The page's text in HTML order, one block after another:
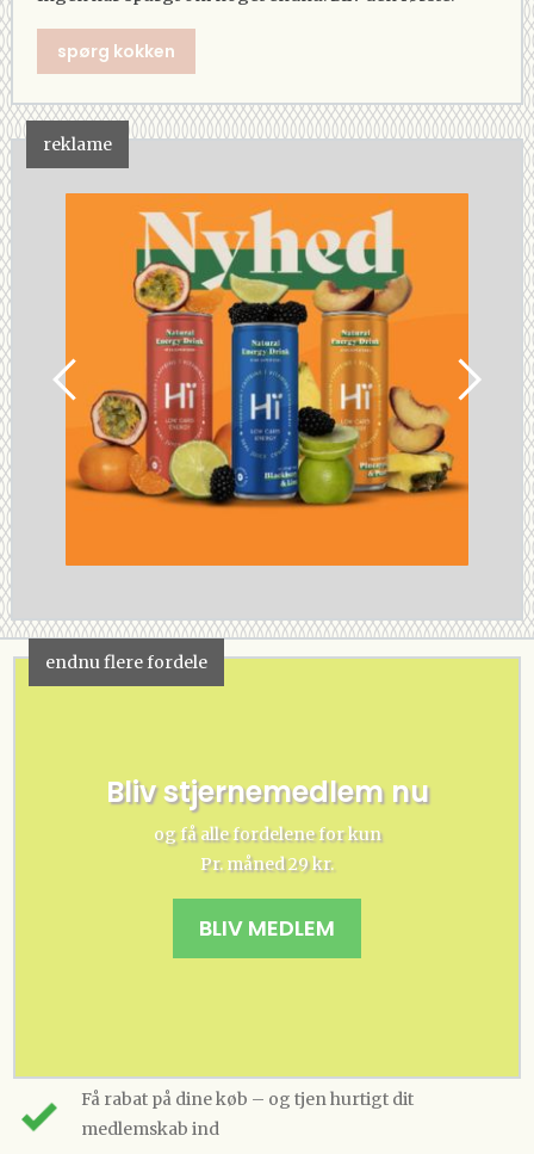
spørg kokken
reklame
endnu flere fordele
Bliv stjernemedlem nu
og få alle fordelene for kun
Pr. måned 29 kr.
BLIV MEDLEM
Få rabat på dine køb – og tjen hurtigt dit
medlemskab ind